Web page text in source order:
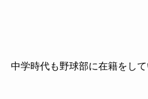
中学時代も野球部に在籍をして